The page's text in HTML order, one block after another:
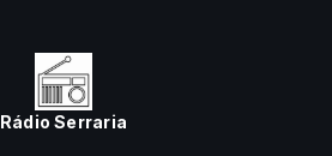
Rádio Serraria